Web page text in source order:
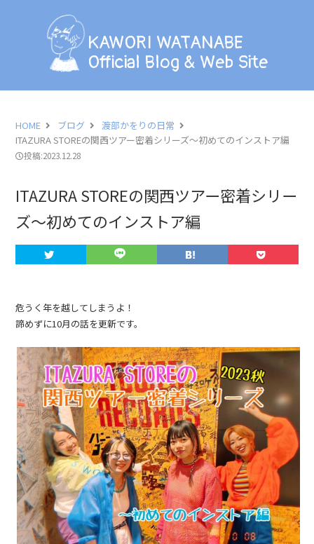
KAWORI WATANABE
Official Blog & Web Site
KAWORI WATANABE
Official Blog & Web Site
BLOG
SCHEDULE
LESSON
PROFILE
HOME ブログ
渡部かをりの日常
ITAZURA STOREの関西ツアー密着シリーズ〜初めてのインストア編
投稿:2023.12.28
ITAZURA STOREの関西ツアー密着シリー
ズ〜初めてのインストア編
危うく年を越してしまうよ！
諦めずに10月の話を更新です。